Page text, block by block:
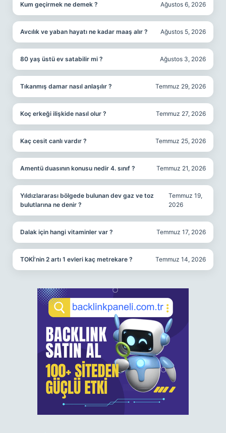
Kum geçirmek ne demek ? Ağustos 6, 2026
Avcılık ve yaban hayatı ne kadar maaş alır ? Ağustos 5, 2026
80 yaş üstü ev satabilir mi ? Ağustos 3, 2026
Tıkanmış damar nasıl anlaşılır ? Temmuz 29, 2026
Koç erkeği ilişkide nasıl olur ? Temmuz 27, 2026
Kaç cesit canlı vardır ? Temmuz 25, 2026
Amentü duasının konusu nedir 4. sınıf ? Temmuz 21, 2026
Yıldızlararası bölgede bulunan dev gaz ve toz
bulutlarına ne denir ?
Temmuz 19,
2026
Dalak için hangi vitaminler var ? Temmuz 17, 2026
TOKİ’nin 2 artı 1 evleri kaç metrekare ? Temmuz 14, 2026